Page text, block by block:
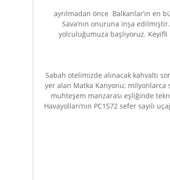
ayrılmadan önce Balkanlar’ın en
Sava’nın onuruna inşa
yolculuğumuza başlıyoruz.
Sabah otelimizde alınacak kahvaltı
yer alan Matka Kanyonu;
muhteşem manzarası eşliğinde
Havayolları’nın PC1572 sefer sayılı